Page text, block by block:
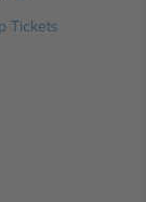
Tickets